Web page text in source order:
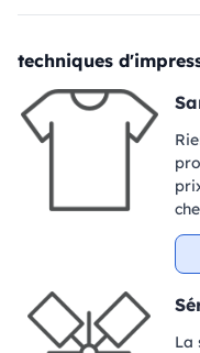
techniques
La